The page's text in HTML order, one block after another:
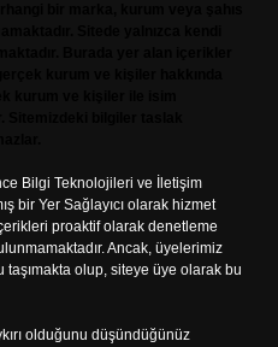
Bilgi Teknolojileri ve İletişim
bir Yer Sağlayıcı olarak hizmet
proaktif olarak denetleme
Ancak, üyelerimiz
taşımakta olup, siteye üye olarak bu
olduğunu düşündüğünüz